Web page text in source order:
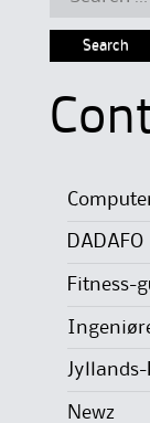
DADAFO
Fitness-
Jyllands-
Newz